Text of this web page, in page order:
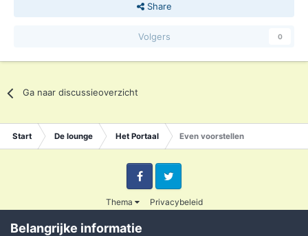
Share
Volgers 0
Ga naar discussieoverzicht
Start De lounge Het Portaal Even voorstellen
Thema Privacybeleid
FacebookTwitter
Powered by Invision Community
Belangrijke informatie